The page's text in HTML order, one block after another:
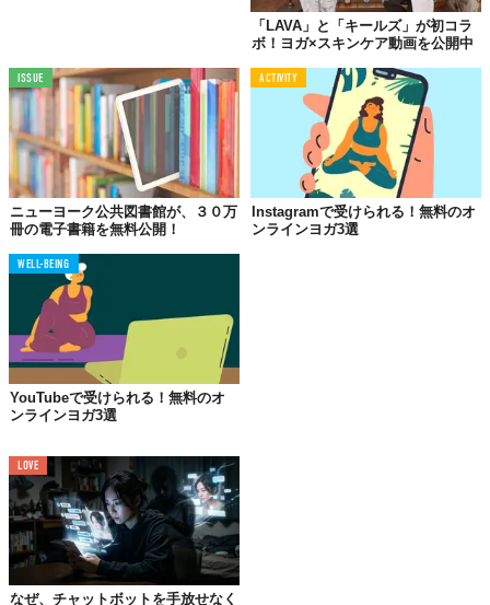
も大事な過ごし方。この機会にカラダとココロの健康維持のため
「LAVA」と「キールズ」が初コラ
ボ！ヨガ×スキンケア動画を公開中
ISSUE
ニューヨーク公共図書館が、３０万
冊の電子書籍を無料公開！
ACTIVITY
Instagramで受けられる！無料のオ
ンラインヨガ3選
WELL-BEING
YouTubeで受けられる！無料のオ
ンラインヨガ3選
LOVE
なぜ、チャットボットを手放せなく